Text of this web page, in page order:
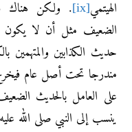
الهيتمي[ix]
. ولكن هناك
الضعيف مثل أن لا
حديث الكذابين
مندرجا تحت أصل عام
على العامل بالحديث
ينسب إلى النبي صلى الله